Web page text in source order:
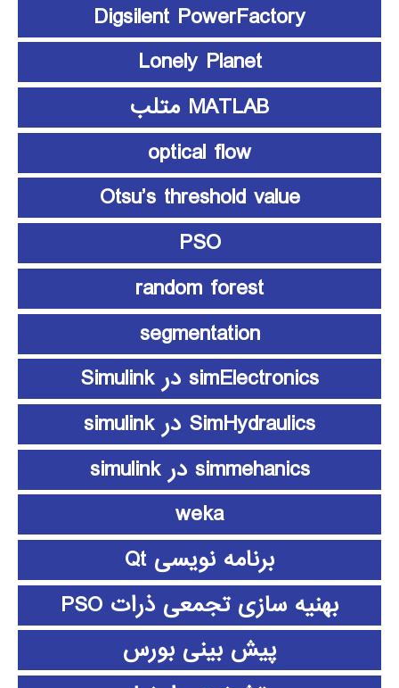
Digsilent PowerFactory
Lonely Planet
MATLAB متلب
optical flow
Otsu’s threshold value
PSO
random forest
segmentation
simElectronics در Simulink
SimHydraulics در simulink
simmehanics در simulink
weka
برنامه نویسی Qt
بهنیه سازی تجمعی ذرات PSO
پیش بینی بورس